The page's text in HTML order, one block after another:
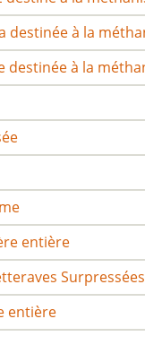
destinée à la
destinée à la
entière
Surpressées
entière